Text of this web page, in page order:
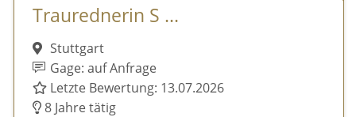
Traurednerin S ...
Stuttgart
Gage: auf Anfrage
Letzte Bewertung: 13.07.2026
8 Jahre tätig